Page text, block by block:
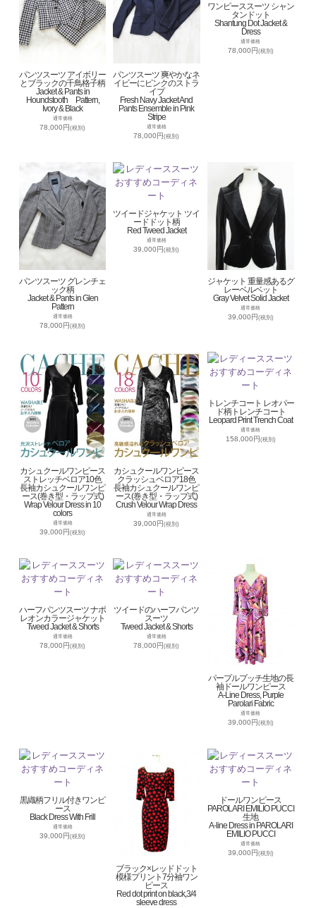
パンツスーツ アイボリー
とブラックの千鳥格子柄
Jacket & Pants in
Houndstooth Pattern,
Ivory & Black
通常価格
78,000円(税別)
パンツスーツ 爽やかなネ
イビーにピンクのストラ
イプ
Fresh Navy Jacket And
Pants Ensemble in Pink
Stripe
通常価格
78,000円(税別)
ワンピーススーツ シャン
タンドット
Shantung Dot Jacket &
Dress
通常価格
78,000円(税別)
パンツスーツ グレンチェ
ック柄
Jacket & Pants in Glen
Pattern
通常価格
78,000円(税別)
ツイードジャケット ツイ
ードドット柄
Red Tweed Jacket
通常価格
39,000円(税別)
ジャケット 重量感あるグ
レーベルベット
Gray Velvet Solid Jacket
通常価格
39,000円(税別)
カシュクールワンピース
ストレッチベロア10色
長袖カシュクールワンピ
ース(巻き型・ラップ式)
Wrap Velour Dress in 10
colors
通常価格
39,000円(税別)
カシュクールワンピース
クラッシュベロア18色
長袖カシュクールワンピ
ース(巻き型・ラップ式)
Crush Velour Wrap Dress
通常価格
39,000円(税別)
トレンチコート レオパー
ド柄トレンチコート
Leopard Print Trench Coat
通常価格
158,000円(税別)
ハーフパンツスーツ ナポ
レオンカラージャケット
Tweed Jacket & Shorts
通常価格
78,000円(税別)
ツイードのハーフパンツ
スーツ
Tweed Jacket & Shorts
通常価格
78,000円(税別)
パープルプッチ生地の長
袖ドールワンピース
A-Line Dress, Purple
Parolari Fabric
通常価格
39,000円(税別)
黒織柄フリル付きワンピ
ース
Black Dress With Frill
通常価格
39,000円(税別)
ブラック×レッドドット
模様プリント7分袖ワン
ピース
Red dot print on black,3/4
sleeve dress
ドールワンピース
PAROLARI EMILIO PUCCI
生地
A-line Dress in PAROLARI
EMILIO PUCCI
通常価格
39,000円(税別)